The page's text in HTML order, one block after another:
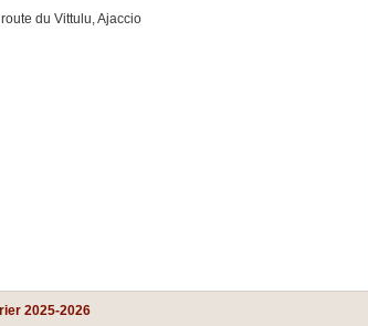
du Vittulu, Ajaccio
2025-2026